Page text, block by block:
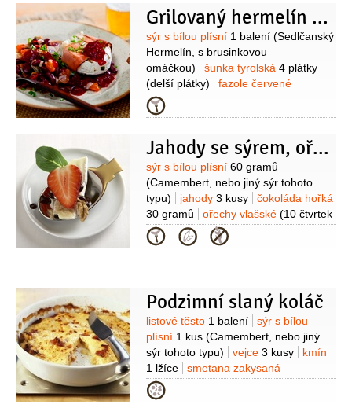
mletý)
sůl tuk (na vymazání formy)
Grilovaný hermelín s pikantními fazolemi
Suroviny
sýr s bílou plísní 1 balení (Sedlčanský
Hermelín, s brusinkovou
omáčkou)
šunka tyrolská 4 plátky
(delší plátky)
fazole červené
2 plechovky
2 stroužky
paprička chilli červená
2 kusy
pepř černý(mletý)
Kategorie
Jahody se sýrem, ořechy a čokoládovým sirupem
Suroviny
sýr s bílou plísní 60 gramů
(Camembert, nebo jiný sýr tohoto
typu)
jahody 3 kusy
čokoláda hořká
30 gramů
ořechy vlašské (10 čtvrtek
+ 1 lžíce nasekaných)
10 lístků
ocet Balsamico1 lžička
Kategorie
Podzimní slaný koláč
Suroviny
listové těsto 1 balení
sýr s bílou
plísní 1 kus (Camembert, nebo jiný
sýr tohoto typu)
vejce 3 kusy
kmín
1 lžíce
smetana zakysaná
50 gramů
uzeného bůčku bez kosti)
Kategorie